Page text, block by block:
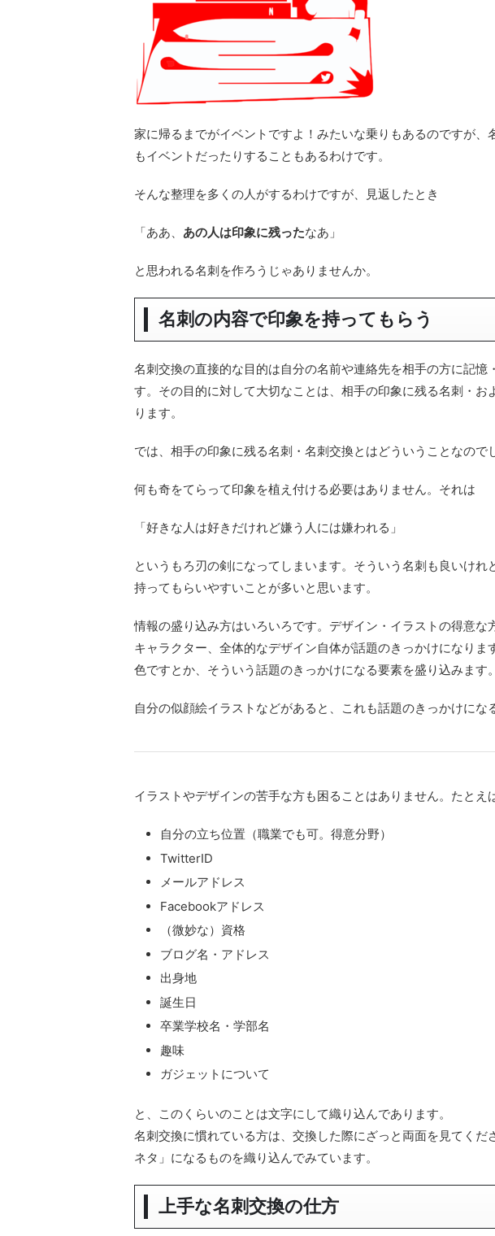
家に帰るまでがイベントですよ！みたいな乗りもあるのですが、
もイベントだったりすることもあるわけです。
そんな整理を多くの人がするわけですが、見返したとき
「ああ、 あの人は印象に残ったなあ」
と思われる名刺を作ろうじゃありませんか。
名刺の内容で印象を持ってもらう
名刺交換の直接的な目的は自分の名前や連絡先を相手の方に記憶
す。その目的に対して大切なことは、相手の印象に残る名刺・お
ります。
では、相手の印象に残る名刺・名刺交換とはどういうことなので
何も奇をてらって印象を植え付ける必要はありません。それは
「好きな人は好きだけれど嫌う人には嫌われる」
というもろ刃の剣になってしまいます。そういう名刺も良いけ
持ってもらいやすいことが多いと思います。
情報の盛り込み方はいろいろです。デザイン・イラストの得意
キャラクター、全体的なデザイン自体が話題のきっかけになりま
色ですとか、そういう話題のきっかけになる要素を盛り込みます。
自分の似顔絵イラストなどがあると、これも話題のきっかけにな
イラストやデザインの苦手な方も困ることはありません。たとえ
自分の立ち位置（職業でも可。得意分野）
TwitterID
メールアドレス
Facebookアドレス
（微妙な）資格
ブログ名・アドレス
出身地
誕生日
卒業学校名・学部名
趣味
ガジェットについて
と、このくらいのことは文字にして織り込んであります。
名刺交換に慣れている方は、交換した際にざっと両面を見てく
ネタ」になるものを織り込んでみています。
上手な名刺交換の仕方